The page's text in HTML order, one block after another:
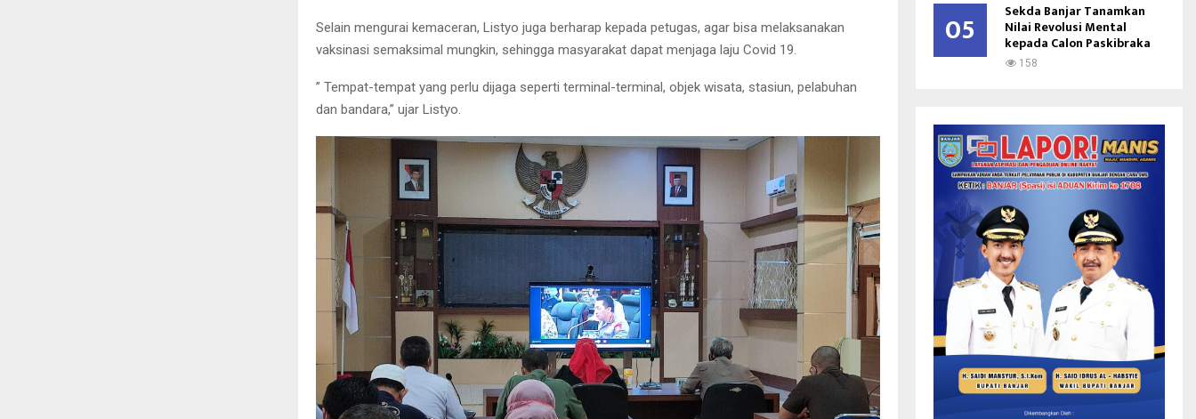
Selain mengurai kemaceran, Listyo juga berharap kepada petugas, agar bisa melaksanakan
vaksinasi semaksimal mungkin, sehingga masyarakat dapat menjaga laju Covid 19.
” Tempat-tempat yang perlu dijaga seperti terminal-terminal, objek wisata, stasiun, pelabuhan
dan bandara,” ujar Listyo.
05 Sekda Banjar Tanamkan
Nilai Revolusi Mental
kepada Calon Paskibraka
158